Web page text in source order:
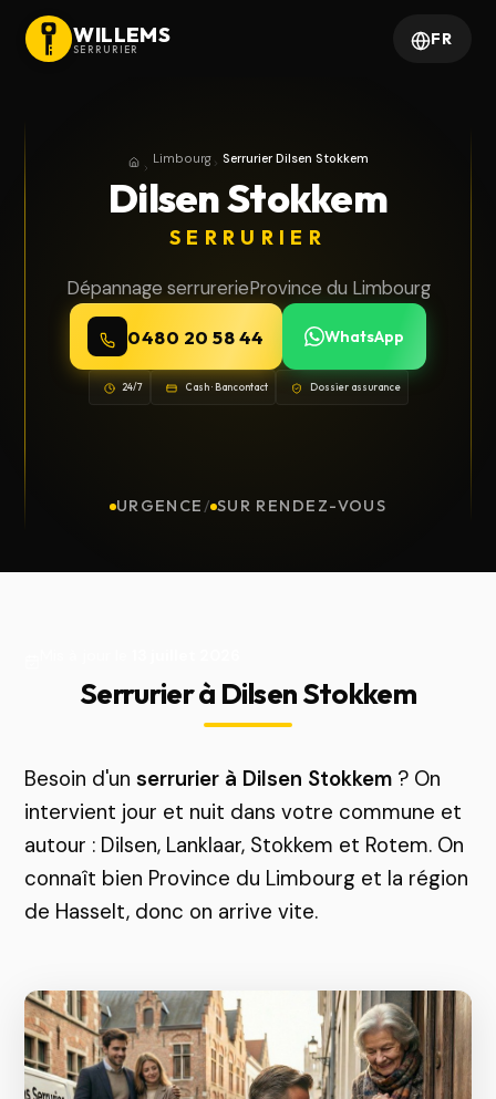
WILLEMS
SERRURIER FR
AccueilProvince du Limbourg
Limbourg Serrurier Dilsen Stokkem
Dilsen Stokkem
SERRURIER
Dépannage serrurerieProvince du Limbourg
0480 20 58 44 WhatsApp
24/7 Cash · Bancontact Dossier assurance
URGENCE / SUR RENDEZ-VOUS
Serrurier à Dilsen Stokkem
Besoin d'unserrurier à Dilsen Stokkem ? On
intervient jour et nuit dans votre commune et
autour : Dilsen, Lanklaar, Stokkem et Rotem. On
connaît bien Province du Limbourg et la région
de Hasselt, donc on arrive vite.